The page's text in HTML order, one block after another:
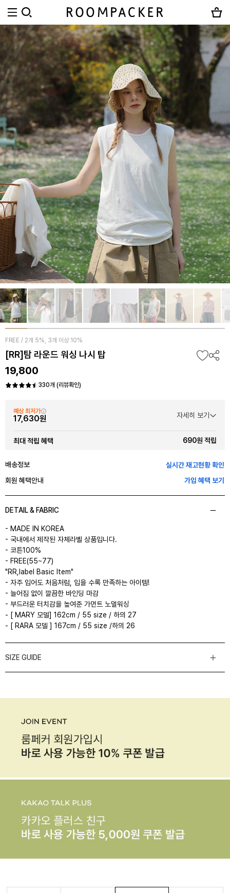
FREE / 2개 5%, 3개 이상 10%
[RR]탐 라운드 워싱 나시 탑
19,800
330개 (리뷰확인)
예상 최저가
17,630원 자세히 보기
최대 적립 혜택 690원 적립
배송정보
실시간 재고현황 확인
회원 혜택안내
가입 혜택 보기
DETAIL & FABRIC
- MADE IN KOREA
- 국내에서 제작된 자체라벨 상품입니다.
- 코튼100%
- FREE(55~77)
"RR,label Basic Item"
- 자주 입어도 처음처럼, 입을 수록 만족하는 아이템!
- 늘어짐 없이 깔끔한 바인딩 마감
- 부드러운 터치감을 높여준 가먼트 노멀워싱
- [ MARY 모델] 162cm / 55 size / 하의 27
- [ RARA 모델 ] 167cm / 55 size /하의 26
SIZE GUIDE